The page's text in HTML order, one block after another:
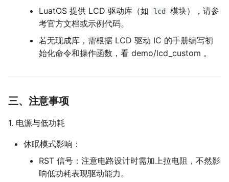
LuatOS 提供 LCD 驱动库（如
lcd
模块），请参
考官方文档或示例代码。
若无现成库，需根据 LCD 驱动 IC 的手册编写初
始化命令和操作函数，看 demo/lcd_custom 。
三、注意事项
1. 电源与低功耗
休眠模式影响：
RST 信号：注意电路设计时需加上拉电阻，不然影
响低功耗表现驱动能力。